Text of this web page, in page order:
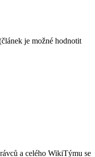
je možné hodnotit
a celého WikiTýmu se